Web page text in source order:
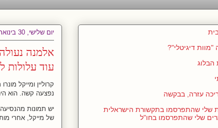
יום שלישי, 30 בינואר 2024
אלמנה
עוד עלולות
קרוליין ומייקל
נפצעה קשה. הוא היה בן 31 במותו, השנה
יש תמונות
של מייקל, אחרי
"מוות דיגיטלי"?
הבלוג
עזרה, בבקשה
שלי שהתפרסמו בתקשורת הישראלית
שלי שהתפרסמו בחו"ל